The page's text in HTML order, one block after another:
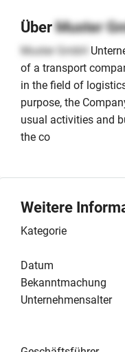
ÜberMuster
Muster GmbH
of a transport
in the field of
purpose, the
usual activities and
the co
Weitere
Kategorie
Datum
Bekanntmachung
Unternehmensalter